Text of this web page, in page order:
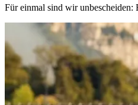
Für einmal sind wir unbescheiden: